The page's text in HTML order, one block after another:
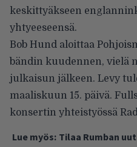
keskittyäkseen
yhtyeeseensä.
Bob Hund aloittaa
bändin kuudennen, vielä
julkaisun jälkeen. Levy
maaliskuun 15. päivä.
konsertin yhteistyössä
Lue myös: Tilaa Rumban